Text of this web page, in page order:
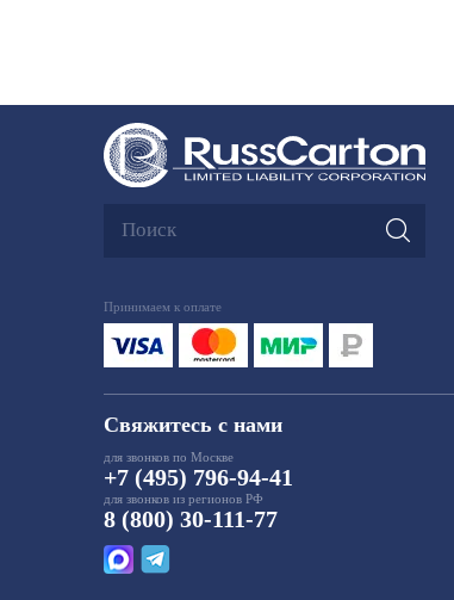
Принимаем к оплате
Свяжитесь с нами
для звонков по Москве
+7 (495) 796-94-41
для звонков из регионов РФ
8 (800) 30-111-77